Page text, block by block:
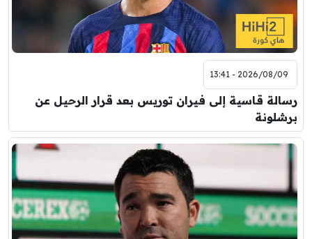
2026/08/09 - 13:41
رسالة قاسية إلى فيران توريس بعد قرار الرحيل عن
برشلونة